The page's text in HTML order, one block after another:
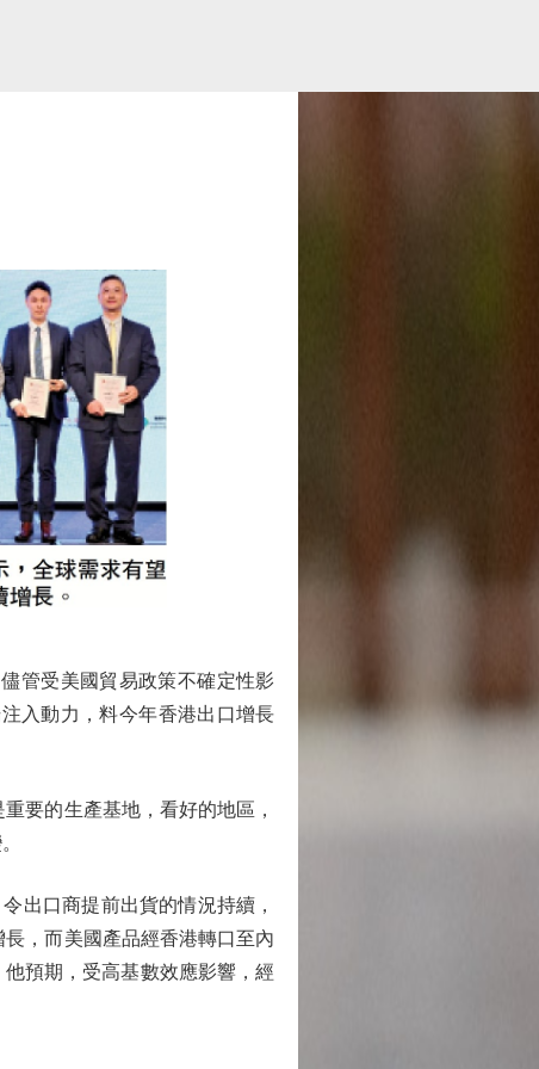
管受美國貿易政策不確定性影
入動力，料今年香港出口增長
要的生產基地，看好的地區，
出口商提前出貨的情況持續，
，而美國產品經香港轉口至內
預期，受高基數效應影響，經